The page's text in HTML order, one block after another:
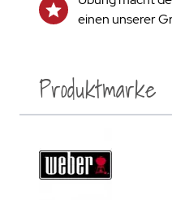
einen unserer
Produktmarke